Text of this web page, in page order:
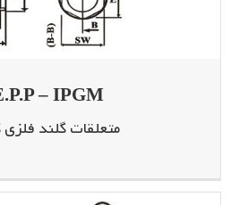
– IPGM
متعلقات گلند فلزی